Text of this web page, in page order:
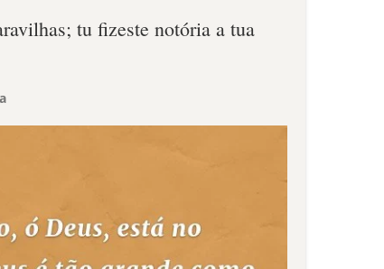
tu fizeste notória a tua